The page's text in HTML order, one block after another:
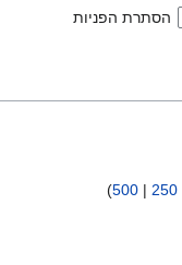
הסתרת הפניות
250
|
500
)